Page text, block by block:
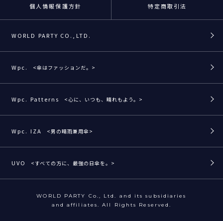
個人情報保護方針 特定商取引法
WORLD PARTY CO.,LTD.
Wpc. <傘はファッションだ。>
Wpc. Patterns <心に、いつも、晴れもよう。>
Wpc. IZA <男の晴雨兼用傘>
UVO <すべての方に、最強の日傘を。>
WORLD PARTY Co., Ltd. and its subsidiaries
and affiliates. All Rights Reserved.